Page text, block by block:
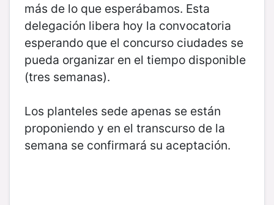
más de lo que esperábamos. Esta
delegación libera hoy la convocatoria
esperando que el concurso ciudades se
pueda organizar en el tiempo disponible
(tres semanas).
Los planteles sede apenas se están
proponiendo y en el transcurso de la
semana se confirmará su aceptación.